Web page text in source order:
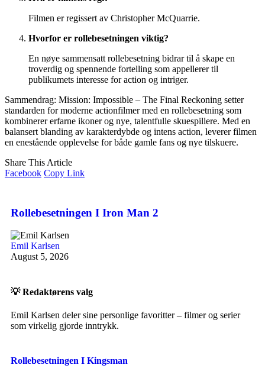
Filmen er regissert av Christopher McQuarrie.
Hvorfor er rollebesetningen viktig?
En nøye sammensatt rollebesetning bidrar til å skape en
troverdig og spennende fortelling som appellerer til
publikumets interesse for action og intriger.
Sammendrag: Mission: Impossible – The Final Reckoning setter
standarden for moderne actionfilmer med en rollebesetning som
kombinerer erfarne ikoner og nye, talentfulle skuespillere. Med en
balansert blanding av karakterdybde og intens action, leverer filmen
en enestående opplevelse for både gamle fans og nye tilskuere.
Share This Article
Facebook Copy Link
Rollebesetningen I Iron Man 2
Emil Karlsen
August 5, 2026
💡 Redaktørens valg
Emil Karlsen deler sine personlige favoritter – filmer og serier
som virkelig gjorde inntrykk.
Rollebesetningen I Kingsman